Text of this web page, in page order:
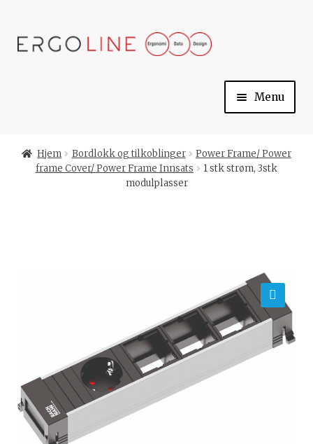
Skip
Skip
Menu
Til kassen
Hjem Bordlokk og tilkoblinger
Power Frame/ Power
frame Cover/ Power Frame Innsats
1 stk strøm, 3stk
modulplasser
🔍